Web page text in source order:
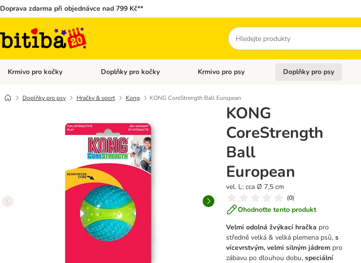
Doprava zdarma při objednávce nad 799 Kč**
Hledat
Krmivo pro kočky Otevřít menu: Krmivo pro kočky
Doplňky pro kočky Otevřít menu: Doplňky pro kočky
Krmivo pro psy Otevřít menu: Krmivo pro psy
Doplňky pro psy
Doplňky pro psy Hračky & sport Kong KONG CoreStrength Ball European
KONG
CoreStrength
Ball
European
vel. L: cca Ø 7,5 cm
(0)
Ohodnoťte tento produkt
Velmi odolná žvýkací hračka pro
středně velká & velká plemena psů,s
vícevrstvým, velmi silným jádrem pro
zábavu po dlouhou dobu,speciální